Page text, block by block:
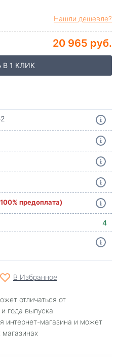
Нашли дешевле?
20 965 руб.
В 1 КЛИК
предоплата)
4
В Избранное
отличаться от
года выпуска
интернет-магазина и может
магазинах